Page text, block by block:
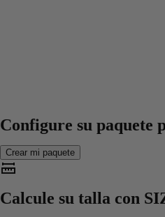
Configure su paquete
Crear mi paquete
Calcule su talla con